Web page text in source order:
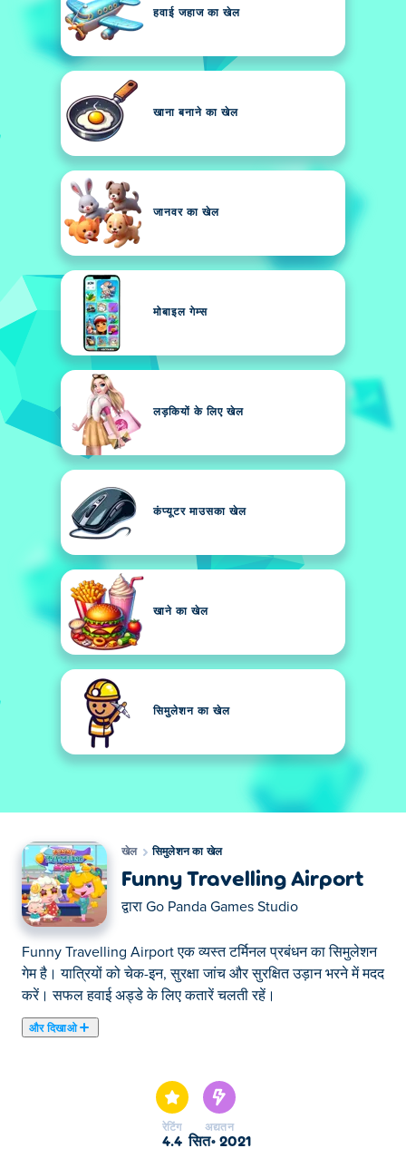
हवाई जहाज का खेल
खाना बनाने का खेल
जानवर का खेल
मोबाइल गेम्स
लड़कियों के लिए खेल
कंप्यूटर माउसका खेल
खाने का खेल
सिमुलेशन का खेल
खेल सिमुलेशन का खेल
Funny Travelling Airport
द्वारा Go Panda Games Studio
Funny Travelling Airport एक व्यस्त टर्मिनल प्रबंधन का सिमुलेशन
गेम है। यात्रियों को चेक-इन, सुरक्षा जांच और सुरक्षित उड़ान भरने में मदद
करें। सफल हवाई अड्डे के लिए कतारें चलती रहें।
और दिखाओ
रेटिंग
4.4
अद्यतन
सित॰ 2021